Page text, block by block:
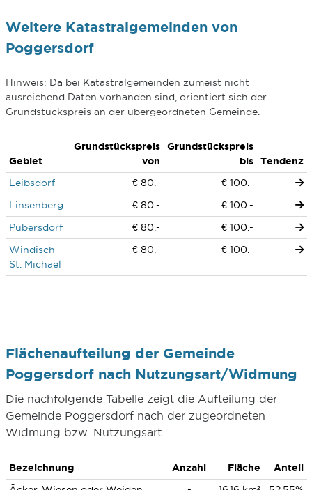
Weitere Katastralgemeinden von
Poggersdorf
Hinweis: Da bei Katastralgemeinden zumeist nicht
ausreichend Daten vorhanden sind, orientiert sich der
Grundstückspreis an der übergeordneten Gemeinde.
Gebiet
Grundstückspreis
von
Grundstückspreis
bis
Tendenz
Leibsdorf
€ 80.-
€ 100.-
Linsenberg
€ 80.-
€ 100.-
Pubersdorf
€ 80.-
€ 100.-
Windisch
St. Michael
€ 80.- € 100.-
Flächenaufteilung der Gemeinde
Poggersdorf nach Nutzungsart/Widmung
Die nachfolgende Tabelle zeigt die Aufteilung der
Gemeinde Poggersdorf nach der zugeordneten
Widmung bzw. Nutzungsart.
Bezeichnung Anzahl Fläche
Anteil